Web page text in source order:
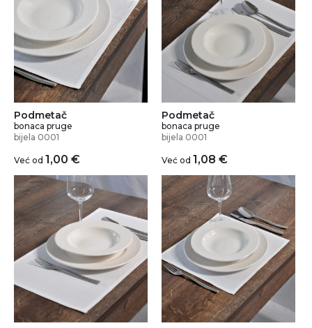
Podmetač
bonaca pruge
bijela 0001
Već od 1,00 €
Podmetač
bonaca pruge
bijela 0001
Već od 1,08 €